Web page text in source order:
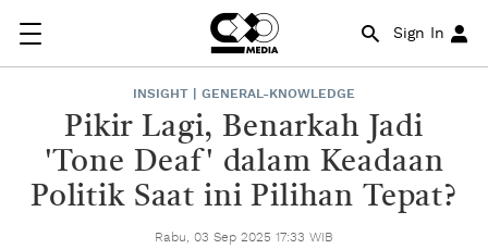
Sign In
INSIGHT | GENERAL-KNOWLEDGE
Pikir Lagi, Benarkah Jadi
'Tone Deaf' dalam Keadaan
Politik Saat ini Pilihan Tepat?
Rabu, 03 Sep 2025 17:33 WIB